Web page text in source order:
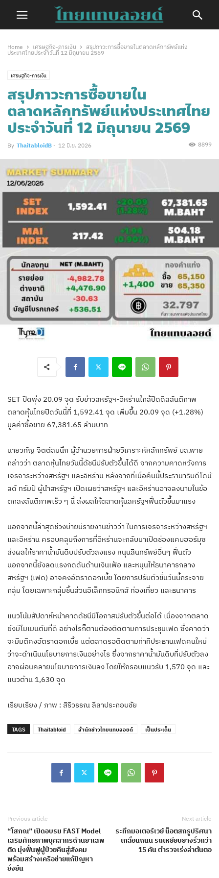
Home เศรษฐกิจ-การเงิน
สรุปภาวะการซื้อขายในตลาดหลักทรัพย์แห่ง
ประเทศไทยประจำวันที่ 12 มิถุนายน 2569
เศรษฐกิจ-การเงิน
สรุปภาวะการซื้อขายใน
ตลาดหลักทรัพย์แห่งประเทศไทย
ประจำวันที่ 12 มิถุนายน 2569
By ThaitabloidB - 12 มิ.ย. 2026 8899
SET ปิดพุ่ง 20.09 จุด รับข่าวสหรัฐฯ-อิหร่านใกล้ปิดดีลสันติภาพ
ตลาดหุ้นไทยปิดวันนี้ที่ 1,592.41 จุด เพิ่มขึ้น 20.09 จุด (+1.28%)
มูลค่าซื้อขาย 67,381.65 ล้านบาท
นายวทัญ จิตต์สมนึก ผู้อำนวยการฝ่ายวิเคราะห์หลักทรัพย์ บล.พาย
กล่าวว่า ตลาดหุ้นไทยวันนี้ดัชนีปรับตัวขึ้นได้ดี จากความคาดหวังการ
เจรจาระหว่างสหรัฐฯ และอิหร่าน หลังจากที่เมื่อคืนนี้ประธานาธิบดีโดนั
ลด์ ทรัมป์ ผู้นำสหรัฐฯ เปิดเผยว่าสหรัฐฯ และอิหร่านอาจลงนามในข้อ
ตกลงสันติภาพเร็ว ๆ นี้ ส่งผลให้ตลาดหุ้นสหรัฐฯฟื้นตัวขึ้นมาแรง
นอกจากนี้ล่าสุดช่วงบ่ายมีรายงานข่าวว่า ในการเจรจาระหว่างสหรัฐฯ
และอิหร่าน ครอบคลุมถึงการที่อิหร่านจะกลับมาเปิดช่องแคบฮอร์มุซ
ส่งผลให้ราคาน้ำมันดิบปรับตัวลงแรง หนุนสินทรัพย์อื่นๆ ฟื้นตัว
นอกจากนี้ยังลดแรงกดดันด้านเงินเฟ้อ และหนุนให้ธนาคารกลาง
สหรัฐฯ (เฟด) อาจคงอัตราดอกเบี้ย โดยการปรับตัวขึ้นวันนี้กระจาย
กลุ่ม โดยเฉพาะกลุ่มชิ้นส่วนอิเล็กทรอนิกส์ ท่องเที่ยว และธนาคาร
แนวโน้มสัปดาห์หน้าคาดดัชนีมีโอกาสปรับตัวขึ้นต่อได้ เนื่องจากตลาด
ยังมีโมเมนตัมที่ดี อย่างไรก็ตามต้องติดตามการประชุมเฟด ซึ่งคาดว่า
จะมีมติคงอัตราดอกเบี้ย แต่ตลาดรอติดตามท่าทีประธานเฟดคนใหม่
ว่าจะดำเนินนโยบายการเงินอย่างไร ซึ่งจากราคาน้ำมันดิบที่ปรับตัวลง
อาจผ่อนคลายนโยบายการเงินลง โดยให้กรอบแนวรับ 1,570 จุด และ
แนวต้าน 1,630 จุด
เรียบเรียง / ภาพ : สิริวรรณ ลีลาประกอบชัย
TAGS Thaitabloid สำนักข่าวไทยแทบลอยด์ เป็นประเด็น
Previous article
“โสภณ” เปิดอบรม FAST Model
เสริมศักยภาพบุคลากรด้านยาเสพ
ติด มุ่งฟื้นฟูผู้ป่วยคืนสู่สังคม
พร้อมสร้างเครือข่ายแก้ปัญหา
ยั่งยืน
Next article
ระทึกมอเตอร์เวย์ น็อตสกรูปริศนา
เกลื่อนถนน รถเหยียบยางรั่วกว่า
15 คัน ตำรวจเร่งล่าต้นตอ